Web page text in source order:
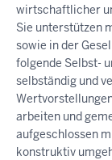
wirtschaftlicher
Sie unterstützen
sowie in der
folgende Selbst-
selbständig und
arbeiten und
aufgeschlossen
konstruktiv